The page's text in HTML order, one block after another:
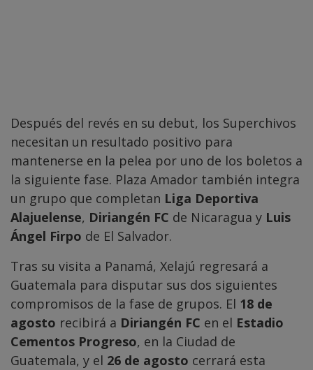
Después del revés en su debut, los Superchivos
necesitan un resultado positivo para
mantenerse en la pelea por uno de los boletos a
la siguiente fase. Plaza Amador también integra
un grupo que completan Liga Deportiva
Alajuelense, Diriangén FC de Nicaragua y Luis
Ángel Firpo de El Salvador.
Tras su visita a Panamá, Xelajú regresará a
Guatemala para disputar sus dos siguientes
compromisos de la fase de grupos. El 18 de
agosto recibirá a Diriangén FC en el Estadio
Cementos Progreso, en la Ciudad de
Guatemala, y el 26 de agosto cerrará esta